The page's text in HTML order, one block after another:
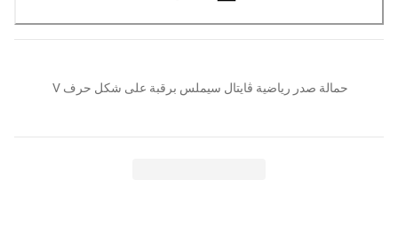
حمالة صدر رياضية ڤايتال سيملس برقبة على شكل حرف V